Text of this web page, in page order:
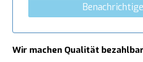
Wir machen Qualität